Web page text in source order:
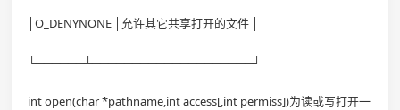
│O_DENYNONE │允许其它共享打开的文件 │
└──────┴────────────────────┘
int open(char *pathname,int access[,int permiss])为读或写打开一